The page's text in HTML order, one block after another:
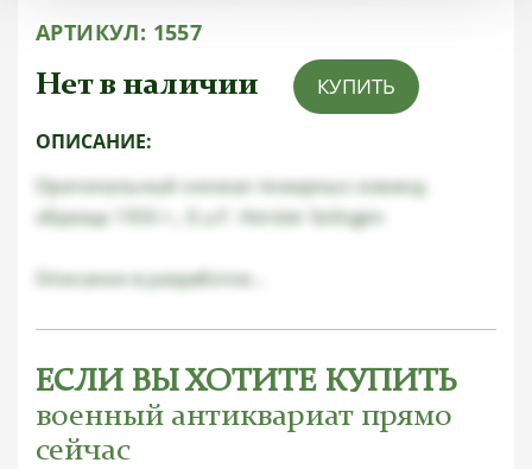
АРТИКУЛ: 1557
Нет в наличии КУПИТЬ
ОПИСАНИЕ:
Оригинальный кинжал пожарных команд
образца 1933 г., E.u.F. Horster Solingen
Описание в разработке...
ЕСЛИ ВЫ ХОТИТЕ КУПИТЬ
военный антиквариат прямо
сейчас